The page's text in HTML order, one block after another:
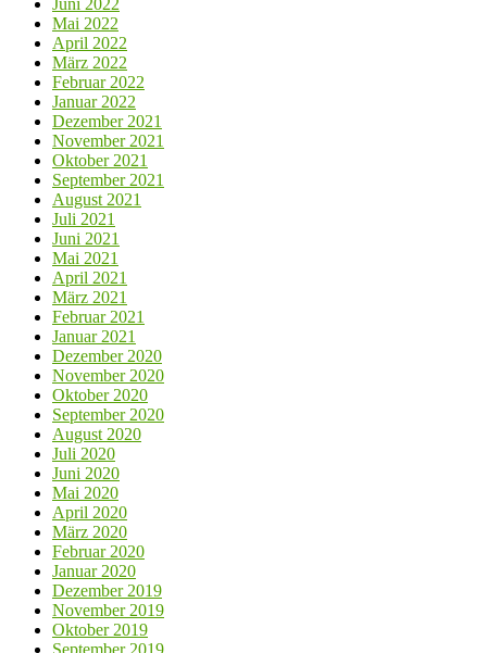
Mai 2022
April 2022
März 2022
Februar 2022
Januar 2022
Dezember 2021
November 2021
Oktober 2021
September 2021
August 2021
Juli 2021
Juni 2021
Mai 2021
April 2021
März 2021
Februar 2021
Januar 2021
Dezember 2020
November 2020
Oktober 2020
September 2020
August 2020
Juli 2020
Juni 2020
Mai 2020
April 2020
März 2020
Februar 2020
Januar 2020
Dezember 2019
November 2019
Oktober 2019
September 2019